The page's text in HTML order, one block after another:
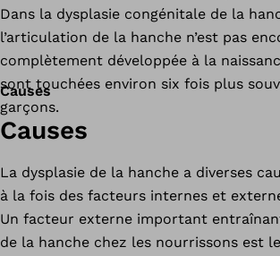
Dans la dysplasie congénitale de la
l’articulation de la hanche n’est pas
complètement développée à la
sont touchées environ six fois plus
garçons.
Causes
Causes
La dysplasie de la hanche a diverses
à la fois des facteurs internes et
Un facteur externe important
de la hanche chez les nourrissons est